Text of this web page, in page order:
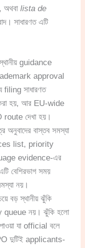
অথবাlista de
সাধারণত এটি
guidance
approval
সাধারণত
হয়, আর EU-wide
দেখা হয়।
অনুবাদের বাস্তব সমস্যা
list, priority
evidence-এর
বেশিরভাগ সময়
নয়।
বড় স্থানীয় ঝুঁকি
নয়। ঝুঁকি হলো
যা official বলে
দুটিই applicants-